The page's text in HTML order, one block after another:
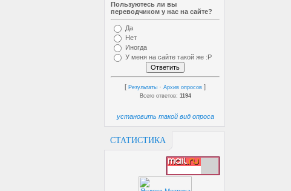
Пользуютесь ли вы
переводчиком у нас на сайте?
Да
Нет
Иногда
У меня на сайте такой же :P
[ Результаты · Архив опросов ]
Всего ответов: 1194
установить такой вид опроса
СТАТИСТИКА